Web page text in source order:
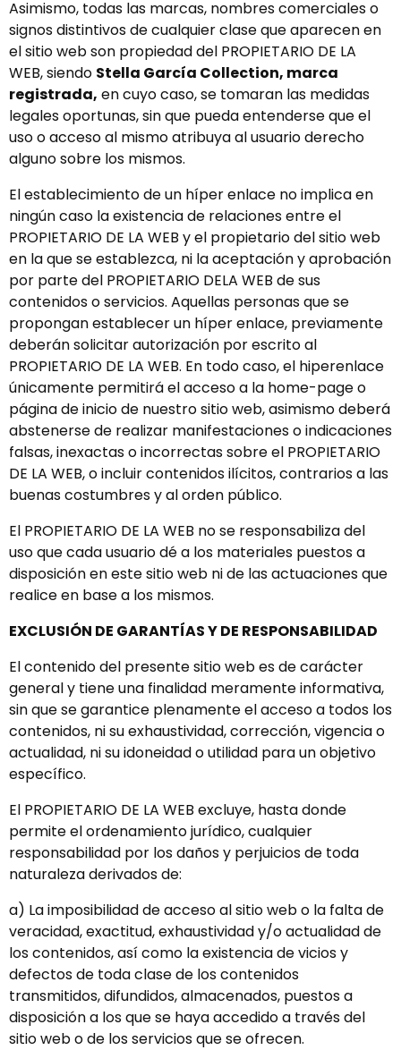
Asimismo, todas las marcas, nombres comerciales o
signos distintivos de cualquier clase que aparecen en
el sitio web son propiedad del PROPIETARIO DE LA
WEB, siendo Stella García Collection, marca
registrada, en cuyo caso, se tomaran las medidas
legales oportunas, sin que pueda entenderse que el
uso o acceso al mismo atribuya al usuario derecho
alguno sobre los mismos.
El establecimiento de un híper enlace no implica en
ningún caso la existencia de relaciones entre el
PROPIETARIO DE LA WEB y el propietario del sitio web
en la que se establezca, ni la aceptación y aprobación
por parte del PROPIETARIO DELA WEB de sus
contenidos o servicios. Aquellas personas que se
propongan establecer un híper enlace, previamente
deberán solicitar autorización por escrito al
PROPIETARIO DE LA WEB. En todo caso, el hiperenlace
únicamente permitirá el acceso a la home-page o
página de inicio de nuestro sitio web, asimismo deberá
abstenerse de realizar manifestaciones o indicaciones
falsas, inexactas o incorrectas sobre el PROPIETARIO
DE LA WEB, o incluir contenidos ilícitos, contrarios a las
buenas costumbres y al orden público.
El PROPIETARIO DE LA WEB no se responsabiliza del
uso que cada usuario dé a los materiales puestos a
disposición en este sitio web ni de las actuaciones que
realice en base a los mismos.
EXCLUSIÓN DE GARANTÍAS Y DE RESPONSABILIDAD
El contenido del presente sitio web es de carácter
general y tiene una finalidad meramente informativa,
sin que se garantice plenamente el acceso a todos los
contenidos, ni su exhaustividad, corrección, vigencia o
actualidad, ni su idoneidad o utilidad para un objetivo
específico.
El PROPIETARIO DE LA WEB excluye, hasta donde
permite el ordenamiento jurídico, cualquier
responsabilidad por los daños y perjuicios de toda
naturaleza derivados de:
a) La imposibilidad de acceso al sitio web o la falta de
veracidad, exactitud, exhaustividad y/o actualidad de
los contenidos, así como la existencia de vicios y
defectos de toda clase de los contenidos
transmitidos, difundidos, almacenados, puestos a
disposición a los que se haya accedido a través del
sitio web o de los servicios que se ofrecen.